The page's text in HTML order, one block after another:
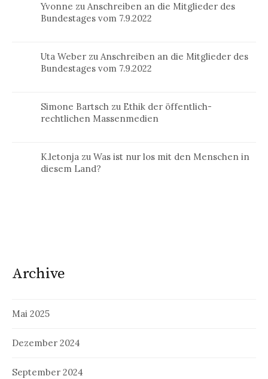
Yvonne zuAnschreiben an die Mitglieder des
Bundestages vom 7.9.2022
Uta Weber zuAnschreiben an die Mitglieder des
Bundestages vom 7.9.2022
Simone Bartsch zu Ethik der öffentlich-
rechtlichen Massenmedien
K.letonja zuWas ist nur los mit den Menschen in
diesem Land?
Archive
Mai 2025
Dezember 2024
September 2024